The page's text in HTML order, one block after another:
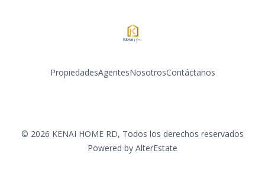
PropiedadesAgentesNosotrosContáctanos
© 2026 KENAI HOME RD, Todos los derechos reservados
Powered by AlterEstate